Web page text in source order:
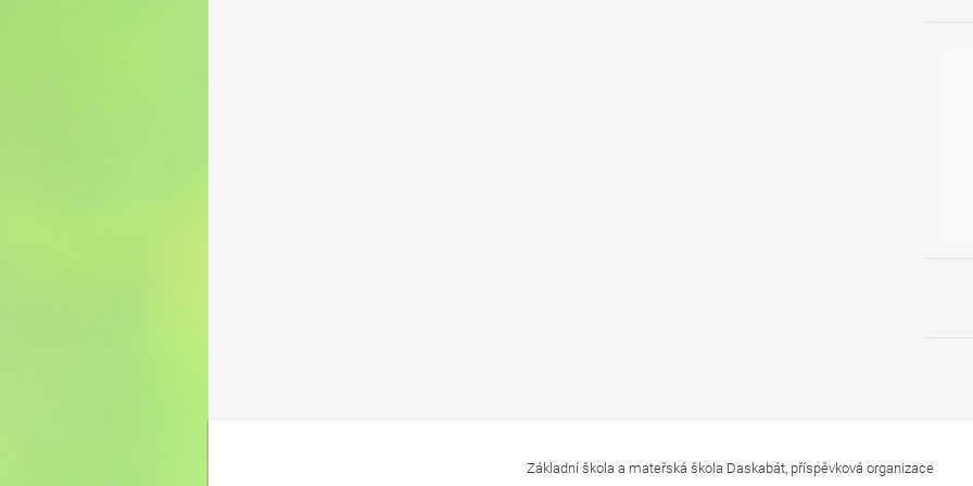
Základní škola a mateřská škola Daskabát, příspěvková organizace